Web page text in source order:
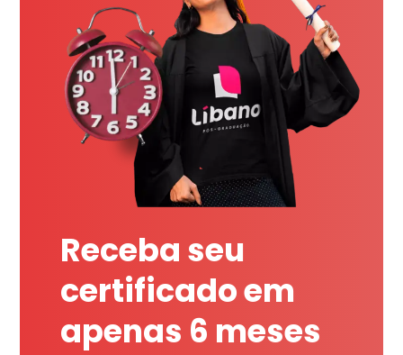
Receba seu
certificado em
apenas 6 meses